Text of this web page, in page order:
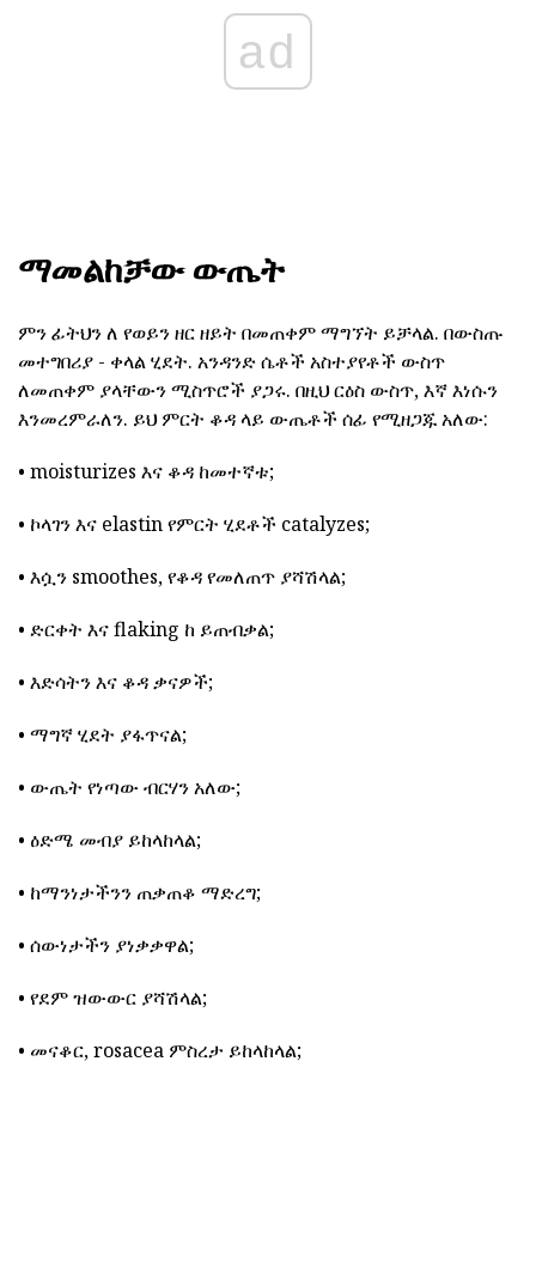
ad
ማመልከቻው ውጤት
ምን ፊትህን ለ የወይን ዘር ዘይት በመጠቀም ማግኘት ይቻላል. በውስጡ
መተግበሪያ - ቀላል ሂደት. አንዳንድ ሴቶች አስተያየቶች ውስጥ
ለመጠቀም ያላቸውን ሚስጥሮች ያጋሩ. በዚህ ርዕስ ውስጥ, እኛ እነሱን
እንመረምራለን. ይህ ምርት ቆዳ ላይ ውጤቶች ሰፊ የሚዘጋጁ አለው:
• moisturizes እና ቆዳ ከመተኛቱ;
• ኮላገን እና elastin የምርት ሂደቶች catalyzes;
• እሷን smoothes, የቆዳ የመለጠጥ ያሻሽላል;
• ድርቀት እና flaking ከ ይጠብቃል;
• እድሳትን እና ቆዳ ቃናዎች;
• ማግኛ ሂደት ያፋጥናል;
• ውጤት የነጣው ብርሃን አለው;
• ዕድሜ መብያ ይከላከላል;
• ከማንነታችንን ጠቃጠቆ ማድረግ;
• ሰውነታችን ያነቃቃዋል;
• የደም ዝውውር ያሻሽላል;
• መናቆር, rosacea ምስረታ ይከላከላል;